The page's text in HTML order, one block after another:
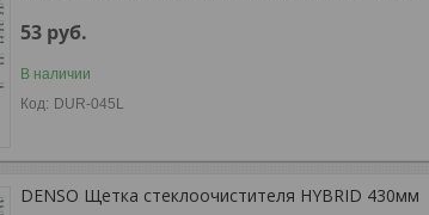
53 руб.
В наличии
DUR-045L
DENSO Щетка стеклоочистителя HYBRID 430мм